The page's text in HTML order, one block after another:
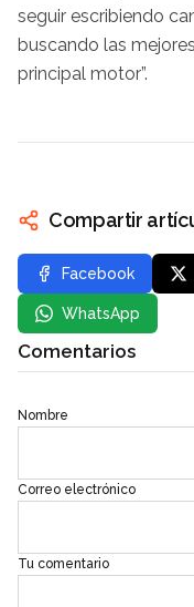
seguir escribiendo
buscando las
principal motor”.
Compartir
Facebook
WhatsApp
Comentarios
Nombre
Correo electrónico
Tu comentario